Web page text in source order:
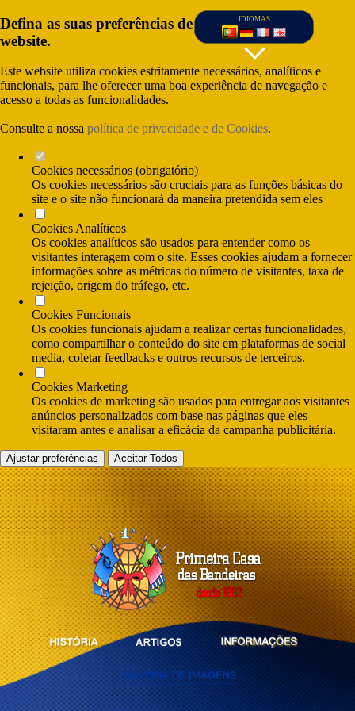
Defina as suas preferências de cookies para este
website.
Este website utiliza cookies estritamente necessários, analíticos e
funcionais, para lhe oferecer uma boa experiência de navegação e
acesso a todas as funcionalidades.
Consulte a nossa política de privacidade e de Cookies.
Cookies necessários (obrigatório)
Os cookies necessários são cruciais para as funções básicas do
site e o site não funcionará da maneira pretendida sem eles
Cookies Analíticos
Os cookies analíticos são usados para entender como os
visitantes interagem com o site. Esses cookies ajudam a fornecer
informações sobre as métricas do número de visitantes, taxa de
rejeição, origem do tráfego, etc.
Cookies Funcionais
Os cookies funcionais ajudam a realizar certas funcionalidades,
como compartilhar o conteúdo do site em plataformas de social
media, coletar feedbacks e outros recursos de terceiros.
Cookies Marketing
Os cookies de marketing são usados para entregar aos visitantes
anúncios personalizados com base nas páginas que eles
visitaram antes e analisar a eficácia da campanha publicitária.
Ajustar preferências Aceitar Todos
IDIOMAS
(Custo da chamada para rede móvel nacional)